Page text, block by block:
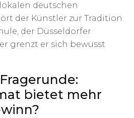
deutschen
der Künstler zur Tradition
der Düsseldorfer
grenzt er sich bewusst
bietet mehr